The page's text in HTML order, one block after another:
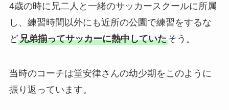
4歳の時に兄二人と一緒のサッカースクールに所属
し、練習時間以外にも近所の公園で練習をするな
ど兄弟揃ってサッカーに熱中していたそう。
当時のコーチは堂安律さんの幼少期をこのように
振り返っています。